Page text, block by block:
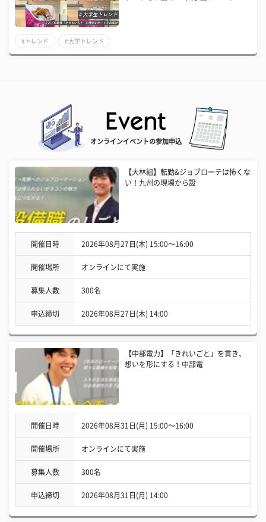
#トレンド #大学トレンド
オンラインイベントの参加申込
【大林組】転勤&ジョブローテは怖くな
い！九州の現場から設
開催日時 2026年08月27日(木) 15:00〜16:00
開催場所 オンラインにて実施
募集人数 300名
申込締切 2026年08月27日(木) 14:00
【中部電力】「きれいごと」を貫き、
想いを形にする！中部電
開催日時 2026年08月31日(月) 15:00〜16:00
開催場所 オンラインにて実施
募集人数 300名
申込締切 2026年08月31日(月) 14:00